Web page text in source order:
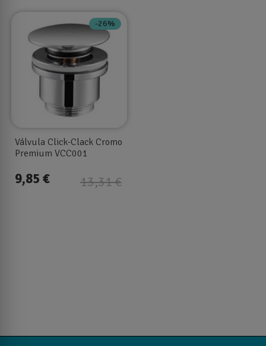
-26%
Válvula Click-Clack Cromo
Premium VCC001
13,31 €
9,85 €